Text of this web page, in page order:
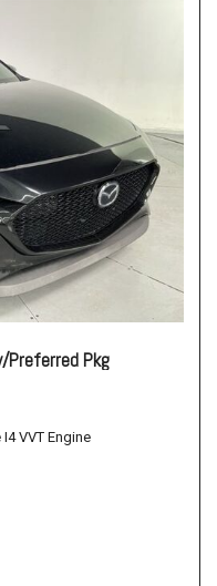
Preferred Pkg
VVT Engine